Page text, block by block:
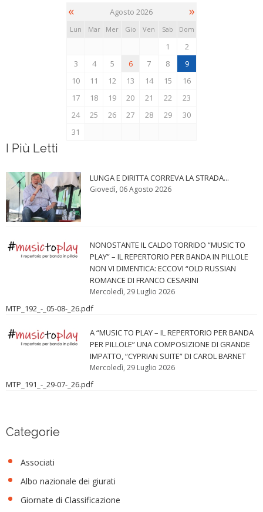
« Agosto 2026 »
Lun Mar Mer Gio Ven Sab Dom
1
2
3
4 5 6 7 8
9
10
11 12 13 14 15
16
17
18 19 20 21 22
23
24
25 26 27 28 29
30
31
I Più Letti
LUNGA E DIRITTA CORREVA LA STRADA...
Giovedì, 06 Agosto 2026
NONOSTANTE IL CALDO TORRIDO “MUSIC TO
PLAY” – IL REPERTORIO PER BANDA IN PILLOLE
NON VI DIMENTICA: ECCOVI “OLD RUSSIAN
ROMANCE DI FRANCO CESARINI
Mercoledì, 29 Luglio 2026
MTP_192_-_05-08-_26.pdf
A “MUSIC TO PLAY – IL REPERTORIO PER BANDA
PER PILLOLE” UNA COMPOSIZIONE DI GRANDE
IMPATTO, “CYPRIAN SUITE” DI CAROL BARNET
Mercoledì, 29 Luglio 2026
MTP_191_-_29-07-_26.pdf
Categorie
Associati
Albo nazionale dei giurati
Giornate di Classificazione